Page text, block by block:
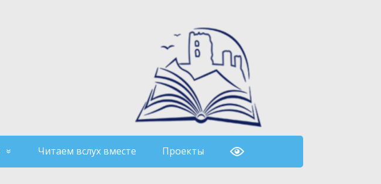
Читаем вслух вместе Проекты